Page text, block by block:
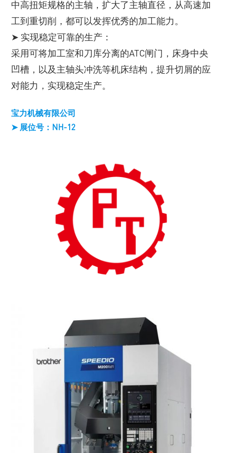
中高扭矩规格的主轴，扩大了主轴直径，从高速加
工到重切削，都可以发挥优秀的加工能力。
➤ 实现稳定可靠的生产：
采用可将加工室和刀库分离的ATC闸门，床身中央
凹槽，以及主轴头冲洗等机床结构，提升切屑的应
对能力，实现稳定生产。
宝力机械有限公司
➤ 展位号：NH-12